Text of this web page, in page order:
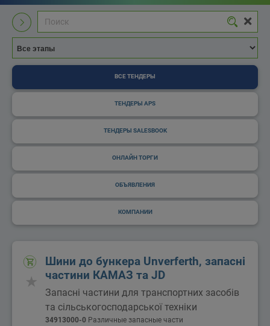
ВСЕ ТЕНДЕРЫ
ТЕНДЕРЫ APS
ТЕНДЕРЫ SALESBOOK
ОНЛАЙН ТОРГИ
ОБЪЯВЛЕНИЯ
КОМПАНИИ
Шини до бункера Unverferth, запасні
частини КАМАЗ та JD
Запасні частини для транспортних засобів
та сільськогосподарської техніки
34913000-0 Различные запасные части